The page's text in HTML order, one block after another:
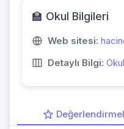
🏫 Okul Bilgileri
Web sitesi:
Detaylı Bilgi: